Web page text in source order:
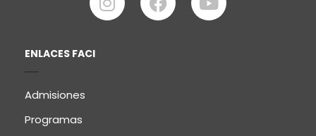
ENLACES FACI
Admisiones
Programas